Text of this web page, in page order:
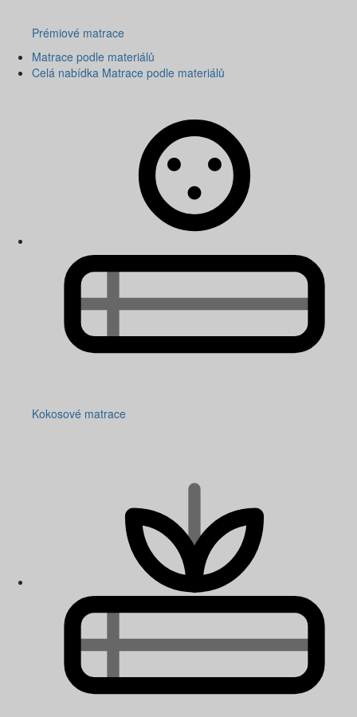
Prémiové matrace
Matrace podle materiálů
Celá nabídka Matrace podle materiálů
Kokosové matrace